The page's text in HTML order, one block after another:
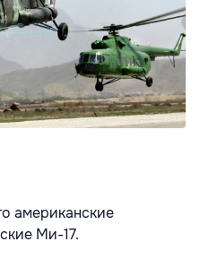
американские
Ми-17.